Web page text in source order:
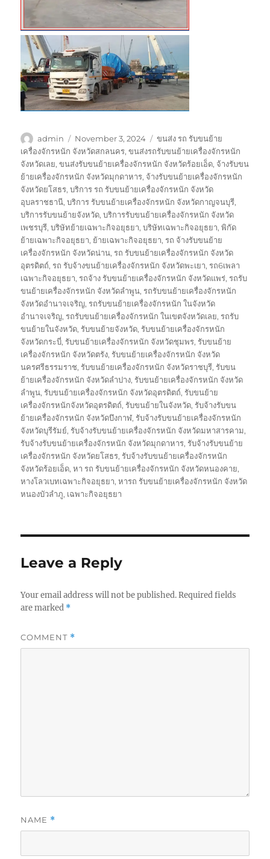
Author
admin
Posted
on
November 3, 2024 Tags
ขนส่ง รถ รับขนย้าย
เครื่องจักรหนัก จังหวัดสกลนคร,ขนส่งรถรับขนย้ายเครื่องจักรหนัก
จังหวัดเลย,ขนส่งรับขนย้ายเครื่องจักรหนัก จังหวัดร้อยเอ็ด, จ้างรับขน
ย้ายเครื่องจักรหนัก จังหวัดมุกดาหาร, จ้างรับขนย้ายเครื่องจักรหนัก
จังหวัดยโสธร,บริการ รถ รับขนย้ายเครื่องจักรหนัก จังหวัด
อุบลราชธานี,บริการ รับขนย้ายเครื่องจักรหนัก จังหวัดกาญจนบุรี,
บริการรับขนย้ายจังหวัด,บริการรับขนย้ายเครื่องจักรหนัก จังหวัด
เพชรบุรี,บริษัทย้ายเฉพาะกิจอยุธยา,บริษัทเฉพาะกิจอยุธยา,พิกัด
ย้ายเฉพาะกิจอยุธยา, ย้ายเฉพาะกิจอยุธยา,รถ จ้างรับขนย้าย
เครื่องจักรหนัก จังหวัดน่าน,รถ รับขนย้ายเครื่องจักรหนัก จังหวัด
อุตรดิตถ์,รถ รับจ้างขนย้ายเครื่องจักรหนัก จังหวัดพะเยา,รถ6เพลา
เฉพาะกิจอยุธยา,รถจ้าง รับขนย้ายเครื่องจักรหนัก จังหวัดแพร่,รถรับ
ขนย้ายเครื่องจักรหนัก จังหวัดลำพูน,รถรับขนย้ายเครื่องจักรหนัก
จังหวัดอำนาจเจริญ,รถรับขนย้ายเครื่องจักรหนัก ในจังหวัด
อำนาจเจริญ,รถรับขนย้ายเครื่องจักรหนัก ในเขตจังหวัดเลย,รถรับ
ขนย้ายในจังหวัด,รับขนย้ายจังหวัด,รับขนย้ายเครื่องจักรหนัก
จังหวัดกระบี่,รับขนย้ายเครื่องจักรหนัก จังหวัดชุมพร,รับขนย้าย
เครื่องจักรหนัก จังหวัดตรัง,รับขนย้ายเครื่องจักรหนัก จังหวัด
นครศรีธรรมราช,รับขนย้ายเครื่องจักรหนัก จังหวัดราชบุรี,รับขน
ย้ายเครื่องจักรหนัก จังหวัดลำปาง,รับขนย้ายเครื่องจักรหนัก จังหวัด
ลำพูน,รับขนย้ายเครื่องจักรหนัก จังหวัดอุตรดิตถ์,รับขนย้าย
เครื่องจักรหนักจังหวัดอุตรดิตถ์,รับขนย้ายในจังหวัด,รับจ้างรับขน
ย้ายเครื่องจักรหนัก จังหวัดบึงกาฬ,รับจ้างรับขนย้ายเครื่องจักรหนัก
จังหวัดบุรีรัมย์,รับจ้างรับขนย้ายเครื่องจักรหนัก จังหวัดมหาสารคาม,
รับจ้างรับขนย้ายเครื่องจักรหนัก จังหวัดมุกดาหาร,รับจ้างรับขนย้าย
เครื่องจักรหนัก จังหวัดยโสธร,รับจ้างรับขนย้ายเครื่องจักรหนัก
จังหวัดร้อยเอ็ด,หา รถ รับขนย้ายเครื่องจักรหนัก จังหวัดหนองคาย,
หางโลวเบทเฉพาะกิจอยุธยา,หารถ รับขนย้ายเครื่องจักรหนัก จังหวัด
หนองบัวลำภู, เฉพาะกิจอยุธยา
Leave a Reply
Your email address will not be published. Required fields
are marked *
COMMENT *
NAME *